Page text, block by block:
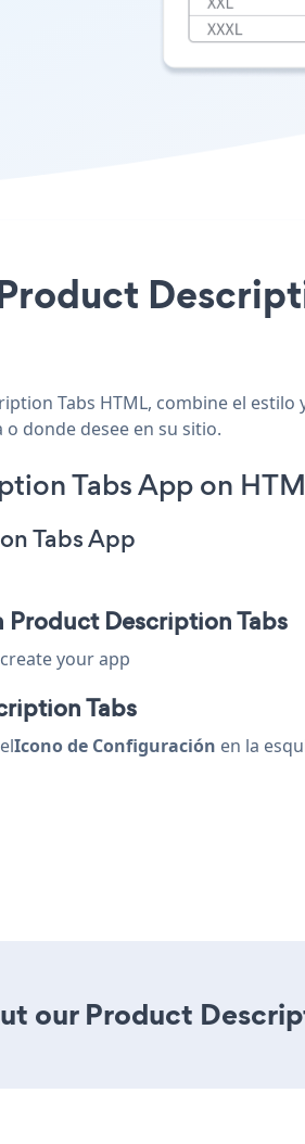
Tabs HTML, combine el
donde desee en su sitio.
Tabs App on
Tabs App
Description Tabs
your app
Tabs
Icono de Configuración en la
our Product